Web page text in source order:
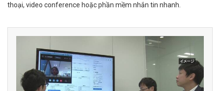
thoại, video conference hoặc phần mềm nhắn tin nhanh.